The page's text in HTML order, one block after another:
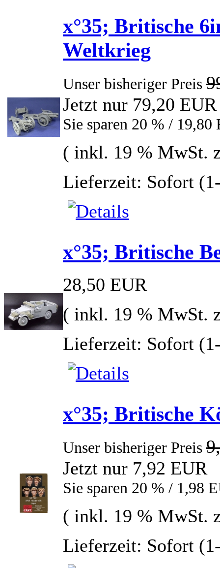
x°35; Britische
Weltkrieg
Unser bisheriger Preis
Jetzt nur 79,20 EUR
Sie sparen 20 % / 19,80
( inkl. 19 % MwSt.
Lieferzeit: Sofort
x°35; Britische
28,50 EUR
( inkl. 19 % MwSt.
Lieferzeit: Sofort
x°35; Britische
Unser bisheriger Preis
Jetzt nur 7,92 EUR
Sie sparen 20 % / 1,98
( inkl. 19 % MwSt.
Lieferzeit: Sofort